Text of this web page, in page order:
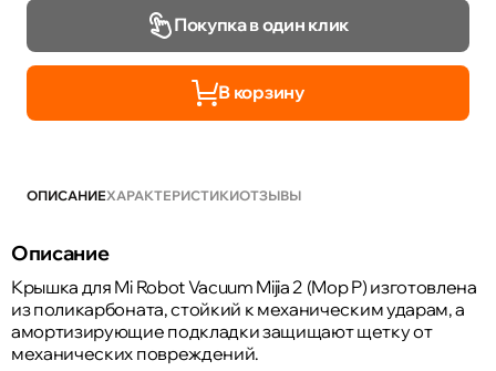
Покупка в один клик
В корзину
ОПИСАНИЕХАРАКТЕРИСТИКИОТЗЫВЫ
Описание
Крышка для Mi Robot Vacuum Mijia 2 (Mop P) изготовлена ​​
из поликарбоната, стойкий к механическим ударам, а
амортизирующие подкладки защищают щетку от
механических повреждений.